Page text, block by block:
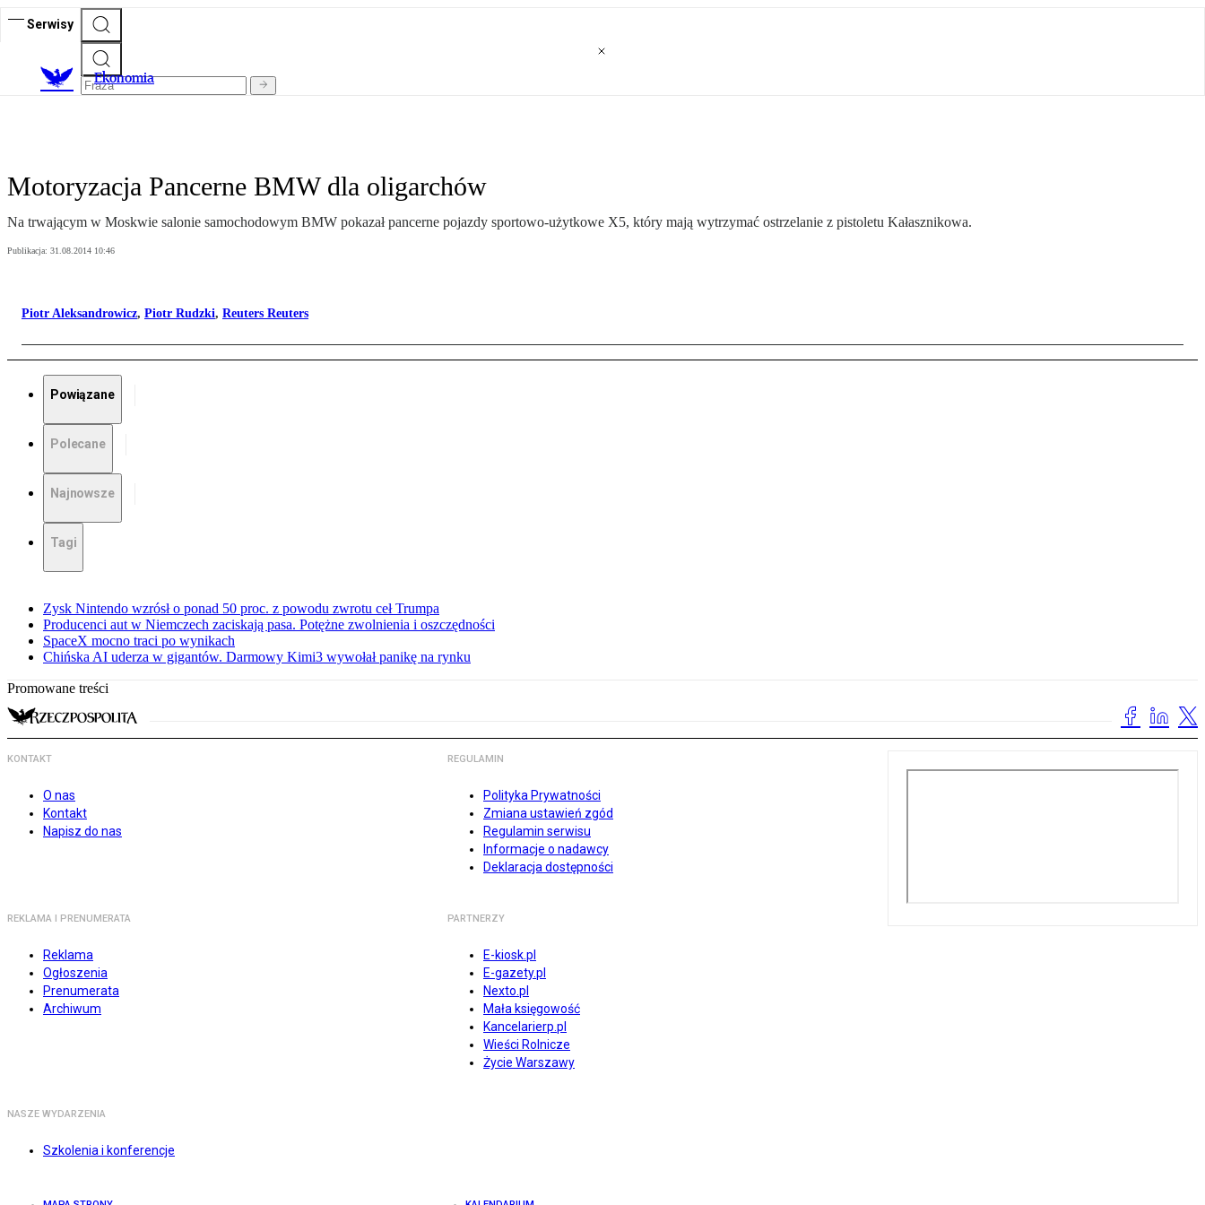
Serwisy
Ekonomia
Motoryzacja Pancerne BMW dla oligarchów
Na trwającym w Moskwie salonie samochodowym BMW pokazał pancerne pojazdy sportowo-użytkowe X5, który mają wytrzymać ostrzelanie z pistoletu Kałasznikowa.
Publikacja: 31.08.2014 10:46
Piotr Aleksandrowicz, Piotr Rudzki, Reuters Reuters
Powiązane
Polecane
Najnowsze
Tagi
Zysk Nintendo wzrósł o ponad 50 proc. z powodu zwrotu ceł Trumpa
Producenci aut w Niemczech zaciskają pasa. Potężne zwolnienia i oszczędności
SpaceX mocno traci po wynikach
Chińska AI uderza w gigantów. Darmowy Kimi3 wywołał panikę na rynku
Promowane treści
KONTAKT
O nas
Kontakt
Napisz do nas
REGULAMIN
Polityka Prywatności
Zmiana ustawień zgód
Regulamin serwisu
Informacje o nadawcy
Deklaracja dostępności
REKLAMA I PRENUMERATA
Reklama
Ogłoszenia
Prenumerata
Archiwum
PARTNERZY
E-kiosk.pl
E-gazety.pl
Nexto.pl
Mała księgowość
Kancelarierp.pl
Wieści Rolnicze
Życie Warszawy
NASZE WYDARZENIA
Szkolenia i konferencje